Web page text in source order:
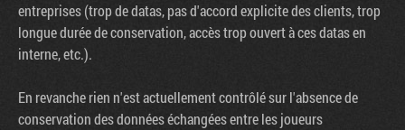
entreprises (trop de datas, pas d'accord explicite des clients, trop
longue durée de conservation, accès trop ouvert à ces datas en
interne, etc.).
En revanche rien n'est actuellement contrôlé sur l'absence de
conservation des données échangées entre les joueurs